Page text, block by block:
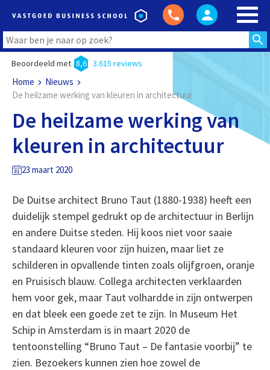
Beoordeeld met 8,6 3.615 reviews
Home
Nieuws
De heilzame werking van kleuren in architectuur
De heilzame werking van
kleuren in architectuur
23 maart 2020
De Duitse architect Bruno Taut (1880-1938) heeft een
duidelijk stempel gedrukt op de architectuur in Berlijn
en andere Duitse steden. Hij koos niet voor saaie
standaard kleuren voor zijn huizen, maar liet ze
schilderen in opvallende tinten zoals olijfgroen, oranje
en Pruisisch blauw. Collega architecten verklaarden
hem voor gek, maar Taut volhardde in zijn ontwerpen
en dat bleek een goede zet te zijn. In Museum Het
Schip in Amsterdam is in maart 2020 de
tentoonstelling “Bruno Taut – De fantasie voorbij” te
zien. Bezoekers kunnen zien hoe zowel de